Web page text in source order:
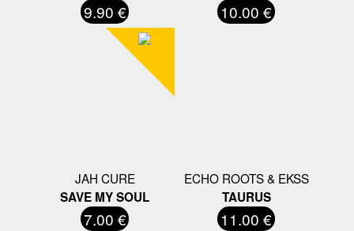
9.90 € 10.00 €
JAH CURE
SAVE MY SOUL
7.00 €
ECHO ROOTS & EKSS
TAURUS
11.00 €